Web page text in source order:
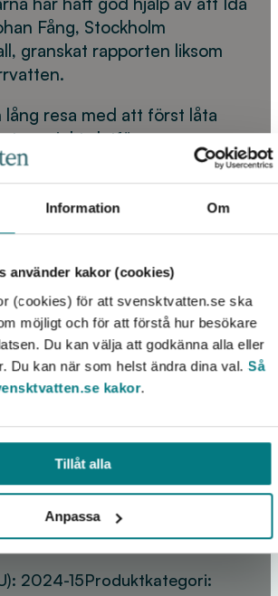
Information Om
använder kakor (cookies)
(cookies) för att svensktvatten.se ska
möjligt och för att förstå hur besökare
Du kan välja att godkänna alla eller
Du kan när som helst ändra dina val.Så
kakor.
Tillåt alla
Anpassa
Fång, Stockholm
granskat rapporten liksom
lång resa med att först låta
projekt slutföras,
och inte minst att
av annan sort än plast
Stort tack till Svenskt
för tålamodet med att
för gott samarbete med
projekt om analys av
och samarbetet
Research, särskilt Inga
Aalborgs universitet, för
OM PRODUKTEN
2024-15Produktkategori: